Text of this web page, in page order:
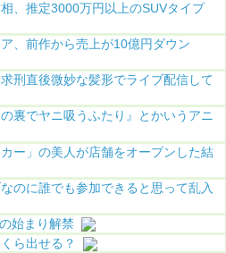
相、推定3000万円以上のSUVタイプ
、前作から売上が10億円ダウン
刑直後微妙な髪形でライブ配信して
裏でヤニ吸うふたり』とかいうアニ
ー」の美人が店舗をオープンした結
のに誰でも参加できると思って乱入
始まり解禁
ら出せる？